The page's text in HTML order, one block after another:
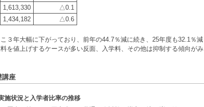
1,613,330
△0.1
1,434,182 △0.6
３年大幅に下がっており、前年の44.7％減に続き、25年度も32.1％減
を値上げするケースが多い反面、入学料、その他は抑制する傾向がみ
講座
施状況と入学者比率の推移